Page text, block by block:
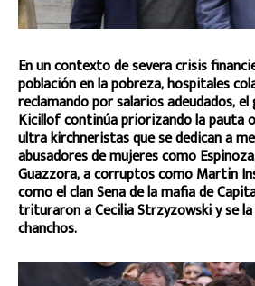
En un contexto de severa crisis
población en la pobreza, hospitales
reclamando por salarios adeudados,
Kicillof continúa priorizando la pauta
ultra kirchneristas que se dedican a
abusadores de mujeres como
Guazzora, a corruptos como Martin
como el clan Sena de la mafia de
trituraron a CeciliaStrzyzowski y se
chanchos.